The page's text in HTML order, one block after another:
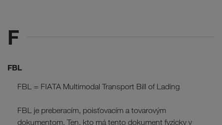
F
FBL
FBL = FIATA Multimodal Transport Bill of Lading
FBL je preberacím, poisťovacím a tovarovým
dokumentom. Ten, kto má tento dokument fyzicky v